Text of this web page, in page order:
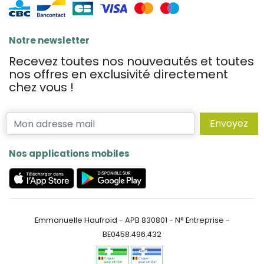
Notre newsletter
Recevez toutes nos nouveautés et toutes
nos offres en exclusivité directement
chez vous !
Envoyez
Nos applications mobiles
Emmanuelle Haufroid - APB 830801 - N° Entreprise -
BE0458.496.432